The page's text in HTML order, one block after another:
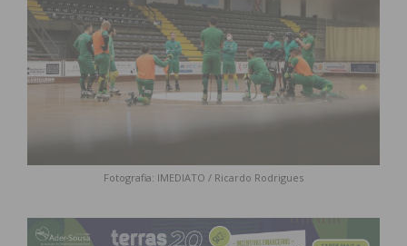
Fotografia: IMEDIATO / Ricardo Rodrigues